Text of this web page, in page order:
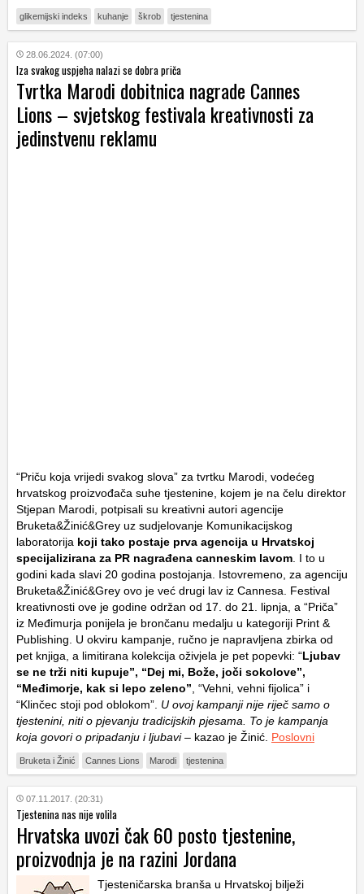
glikemijski indeks kuhanje škrob tjestenina
28.06.2024. (07:00)
Iza svakog uspjeha nalazi se dobra priča
Tvrtka Marodi dobitnica nagrade Cannes
Lions – svjetskog festivala kreativnosti za
jedinstvenu reklamu
“Priču koja vrijedi svakog slova” za tvrtku Marodi, vodećeg
hrvatskog proizvođača suhe tjestenine, kojem je na čelu direktor
Stjepan Marodi, potpisali su kreativni autori agencije
Bruketa&Žinić&Grey uz sudjelovanje Komunikacijskog
laboratorija koji tako postaje prva agencija u Hrvatskoj
specijalizirana za PR nagrađena canneskim lavom . I to u
godini kada slavi 20 godina postojanja. Istovremeno, za agenciju
Bruketa&Žinić&Grey ovo je već drugi lav iz Cannesa. Festival
kreativnosti ove je godine održan od 17. do 21. lipnja, a “Priča”
iz Međimurja ponijela je brončanu medalju u kategoriji Print &
Publishing. U okviru kampanje, ručno je napravljena zbirka od
pet knjiga, a limitirana kolekcija oživjela je pet popevki: “Ljubav
se ne trži niti kupuje”, “Dej mi, Bože, joči sokolove”,
“Međimorje, kak si lepo zeleno” , “Vehni, vehni fijolica” i
“Klinčec stoji pod oblokom”. U ovoj kampanji nije riječ samo o
tjestenini, niti o pjevanju tradicijskih pjesama. To je kampanja
koja govori o pripadanju i ljubavi – kazao je Žinić. Poslovni
Bruketa i Žinić Cannes Lions Marodi tjestenina
07.11.2017. (20:31)
Tjestenina nas nije volila
Hrvatska uvozi čak 60 posto tjestenine,
proizvodnja je na razini Jordana
Tjesteničarska branša u Hrvatskoj bilježi